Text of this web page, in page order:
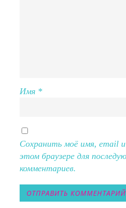
Имя *
Сохранить моё имя, email
этом браузере для
комментариев.